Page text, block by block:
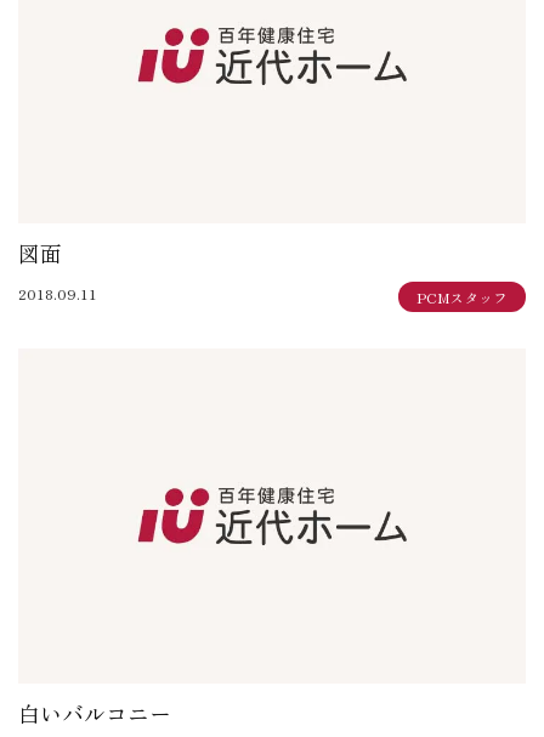
図面
2018.09.11 PCMスタッフ
白いバルコニー